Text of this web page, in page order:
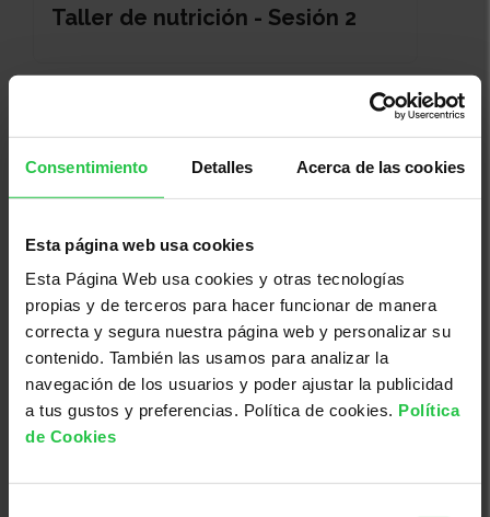
Consentimiento Detalles Acerca de las cookies
Esta página web usa cookies
Esta Página Web usa cookies y otras tecnologías
propias y de terceros para hacer funcionar de manera
correcta y segura nuestra página web y personalizar su
contenido. También las usamos para analizar la
navegación de los usuarios y poder ajustar la publicidad
a tus gustos y preferencias. Política de cookies. Política
de Cookies
Taller de nutrición - Sesión 2
Bienestar
01/10/2026
Taller de Relajación ONLINE y
PRESENCIAL - Sesión jueves 1 de
octubre por la tarde